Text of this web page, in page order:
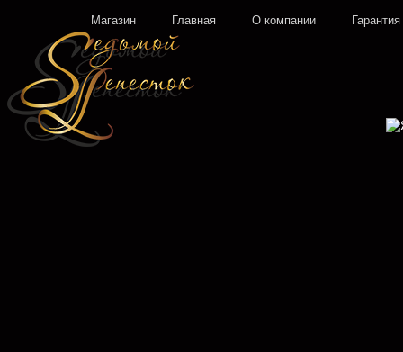
Магазин Главная О компании Гарантия